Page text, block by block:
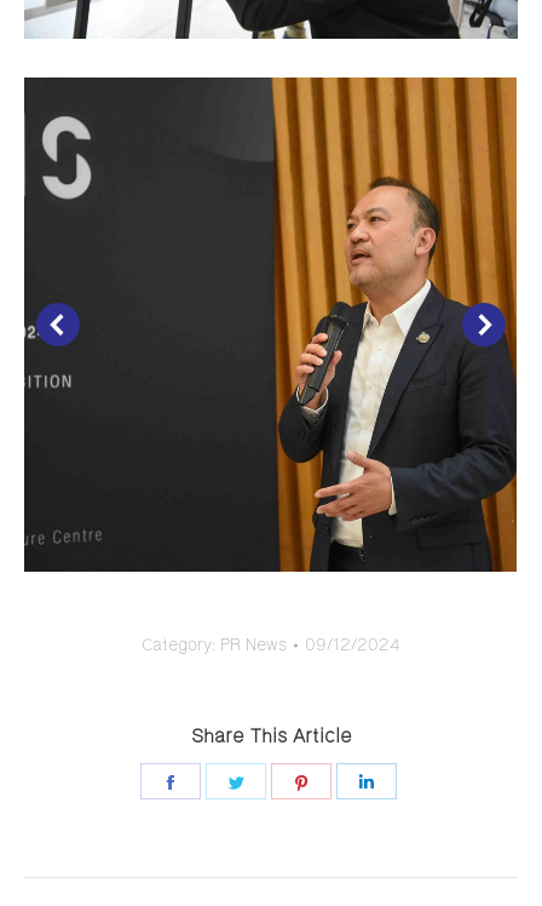
Category: PR News 09/12/2024
Share This Article
Share
Share
Share